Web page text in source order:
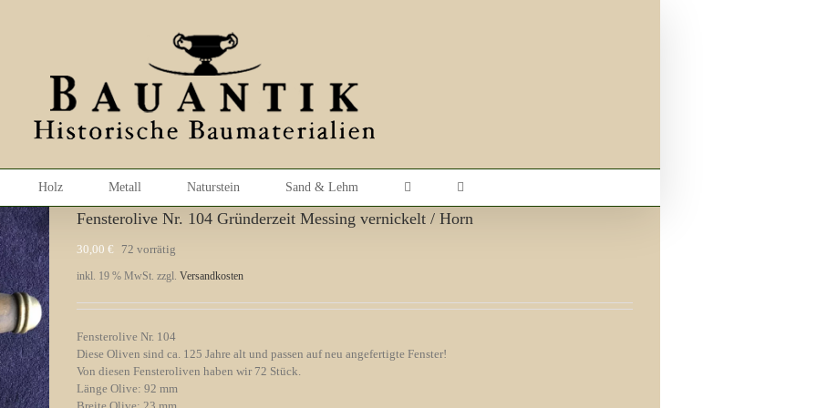
Holz Metall Naturstein Sand & Lehm
Fensterolive Nr. 104 Gründerzeit Messing vernickelt / Horn
30,00 € 72 vorrätig
inkl. 19 % MwSt. zzgl. Versandkosten
Fensterolive Nr. 104
Diese Oliven sind ca. 125 Jahre alt und passen auf neu angefertigte Fenster!
Von diesen Fensteroliven haben wir 72 Stück.
Länge Olive: 92 mm